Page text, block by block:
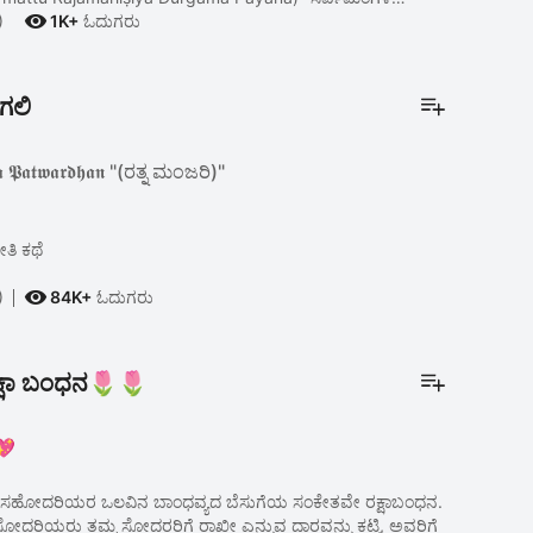
1K+ ಓದುಗರು
"(ರತ್ನ ಮಂಜರಿ)"
ಕಥೆ
84K+ ಓದುಗರು
ಬಂಧನ🌷🌷
ಒಲವಿನ ಬಾಂಧವ್ಯದ ಬೆಸುಗೆಯ ಸಂಕೇತವೇ ರಕ್ಷಾಬಂಧನ.
ತಮ್ಮ ಸೋದರರಿಗೆ ರಾಖೀ ಎನ್ನುವ ದಾರವನ್ನು ಕಟ್ಟಿ, ಅವರಿಗೆ